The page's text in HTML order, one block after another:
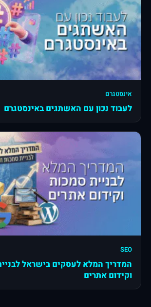
אינסטגרם
לעבוד נכון עם האשתגים באינסטגרם
SEO
המדריך המלא לעסקים בישראל
וקידום אתרים